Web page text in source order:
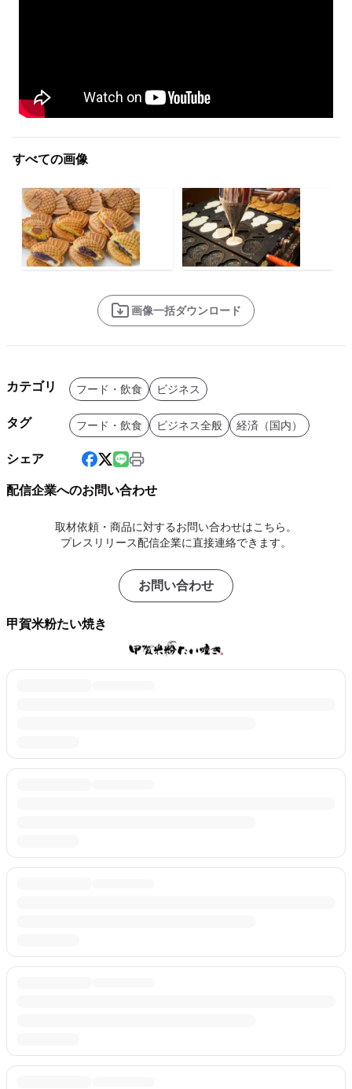
すべての画像
画像一括ダウンロード
カテゴリ フード・飲食 ビジネス
タグ フード・飲食 ビジネス全般 経済（国内）
シェア
配信企業へのお問い合わせ
取材依頼・商品に対するお問い合わせはこちら。
プレスリリース配信企業に直接連絡できます。
お問い合わせ
甲賀米粉たい焼き